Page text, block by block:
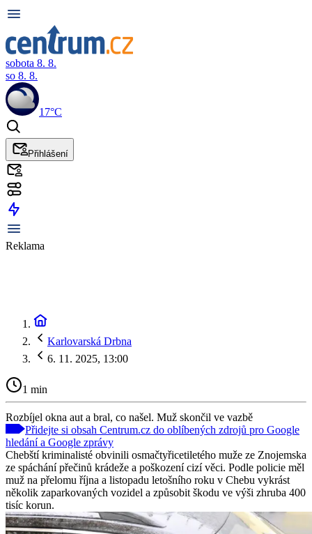
sobota 8. 8.
so 8. 8.
17°C
Přihlášení
Reklama
Karlovarská Drbna
6. 11. 2025, 13:00
1 min
Rozbíjel okna aut a bral, co našel. Muž skončil ve vazbě
Přidejte si obsah Centrum.cz do oblíbených zdrojů pro Google
hledání a Google zprávy
Chebští kriminalisté obvinili osmačtyřicetiletého muže ze Znojemska
ze spáchání přečinů krádeže a poškození cizí věci. Podle policie měl
muž na přelomu října a listopadu letošního roku v Chebu vykrást
několik zaparkovaných vozidel a způsobit škodu ve výši zhruba 400
tisíc korun.